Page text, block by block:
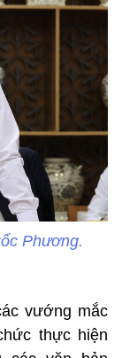
Phương.
vướng mắc
thực hiện